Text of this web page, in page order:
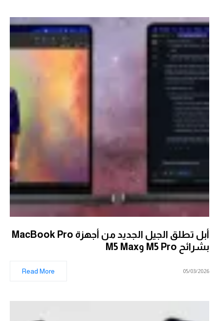
أبل تطلق الجيل الجديد من أجهزة MacBook Pro
بشرائح M5 Pro وM5 Max
05/03/2026
Read More